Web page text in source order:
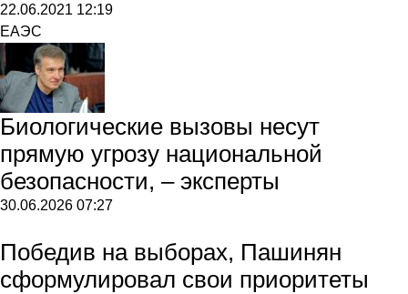
22.06.2021 12:19
ЕАЭС
Биологические вызовы несут
прямую угрозу национальной
безопасности, – эксперты
30.06.2026 07:27
Победив на выборах, Пашинян
сформулировал свои приоритеты